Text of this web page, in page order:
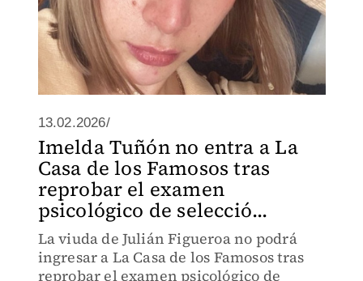
13.02.2026/
Imelda Tuñón no entra a La
Casa de los Famosos tras
reprobar el examen
psicológico de selecció...
La viuda de Julián Figueroa no podrá
ingresar a La Casa de los Famosos tras
reprobar el examen psicológico de